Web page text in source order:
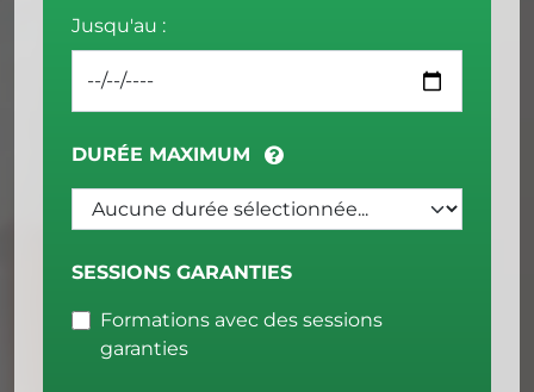
Jusqu'au :
DURÉE MAXIMUM
SESSIONS GARANTIES
Formations avec des sessions
garanties